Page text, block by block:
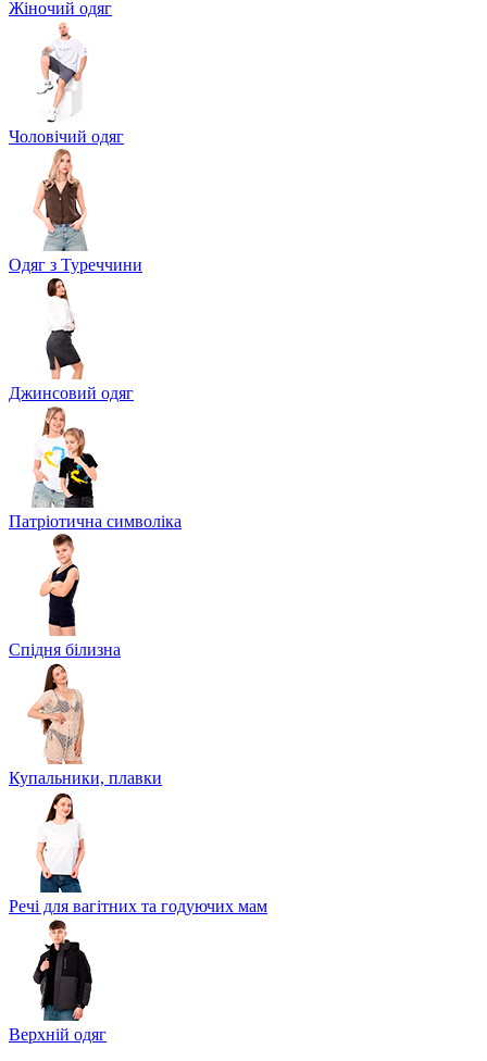
Жіночий одяг
Чоловічий одяг
Одяг з Туреччини
Джинсовий одяг
Патріотична символіка
Спідня білизна
Купальники, плавки
Речі для вагітних та годуючих мам
Верхній одяг